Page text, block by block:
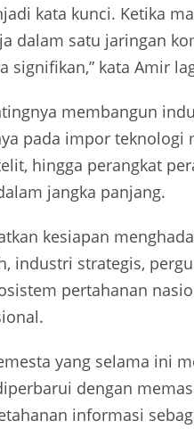
kata kunci. Ketika
dalam satu jaringan
signifikan,” kata Amir
membangun
pada impor
hingga perangkat
jangka panjang.
kesiapan
industri strategis,
pertahanan
yang selama ini
dengan
informasi